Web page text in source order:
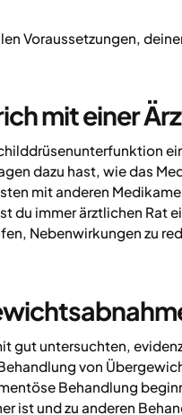
Voraussetzungen,
mit einer
dazu hast, wie das
mit anderen
du immer ärztlichen Rat
Nebenwirkungen zu
gut untersuchten,
von
Behandlung
ist und zu anderen